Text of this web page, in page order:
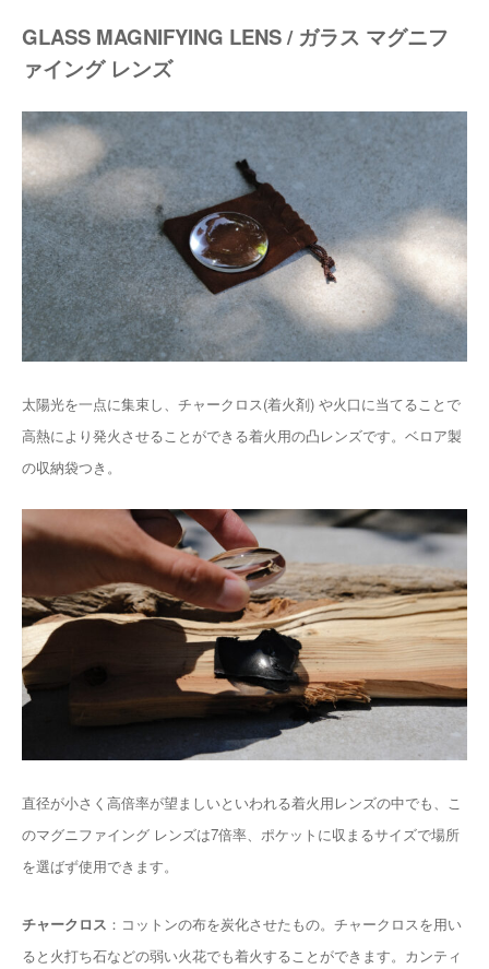
GLASS MAGNIFYING LENS / ガラス マグニフ
ァイング レンズ
太陽光を一点に集束し、チャークロス(着火剤) や火口に当てることで
高熱により発火させることができる着火用の凸レンズです。ベロア製
の収納袋つき。
直径が小さく高倍率が望ましいといわれる着火用レンズの中でも、こ
のマグニファイング レンズは7倍率、ポケットに収まるサイズで場所
を選ばず使用できます。
チャークロス ：コットンの布を炭化させたもの。チャークロスを用い
ると火打ち石などの弱い火花でも着火することができます。カンティ